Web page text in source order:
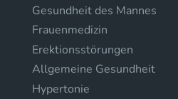
Gesundheit des Mannes
Frauenmedizin
Erektionsstörungen
Allgemeine Gesundheit
Hypertonie